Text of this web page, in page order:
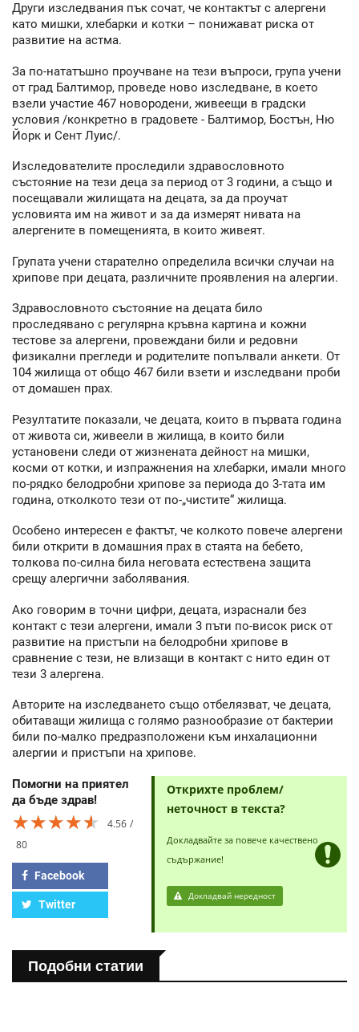
Други изследвания пък сочат, че контактът с алергени
като мишки, хлебарки и котки – понижават риска от
развитие на астма.
За по-нататъшно проучване на тези въпроси, група учени
от град Балтимор, проведе ново изследване, в което
взели участие 467 новородени, живеещи в градски
условия /конкретно в градовете - Балтимор, Бостън, Ню
Йорк и Сент Луис/.
Изследователите проследили здравословното
състояние на тези деца за период от 3 години, а също и
посещавали жилищата на децата, за да проучат
условията им на живот и за да измерят нивата на
алергените в помещенията, в които живеят.
Групата учени старателно определила всички случаи на
хрипове при децата, различните проявления на алергии.
Здравословното състояние на децата било
проследявано с регулярна кръвна картина и кожни
тестове за алергени, провеждани били и редовни
физикални прегледи и родителите попълвали анкети. От
104 жилища от общо 467 били взети и изследвани проби
от домашен прах.
Резултатите показали, че децата, които в първата година
от живота си, живеели в жилища, в които били
установени следи от жизнената дейност на мишки,
косми от котки, и изпражнения на хлебарки, имали много
по-рядко белодробни хрипове за периода до 3-тата им
година, отколкото тези от по-„чистите“ жилища.
Особено интересен е фактът, че колкото повече алергени
били открити в домашния прах в стаята на бебето,
толкова по-силна била неговата естествена защита
срещу алергични заболявания.
Ако говорим в точни цифри, децата, израснали без
контакт с тези алергени, имали 3 пъти по-висок риск от
развитие на пристъпи на белодробни хрипове в
сравнение с тези, не влизащи в контакт с нито един от
тези 3 алергена.
Авторите на изследването също отбелязват, че децата,
обитаващи жилища с голямо разнообразие от бактерии
били по-малко предразположени към инхалационни
алергии и пристъпи на хрипове.
Помогни на приятел
да бъде здрав!
★★★★★
★★★★★
★★★★★
4.56
80
Facebook
Twitter
Открихте проблем/
неточност в текста?
Докладвайте за повече качествено
съдържание!
Докладвай нередност
Подобни статии